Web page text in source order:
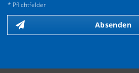
* Pflichtfelder
Absenden